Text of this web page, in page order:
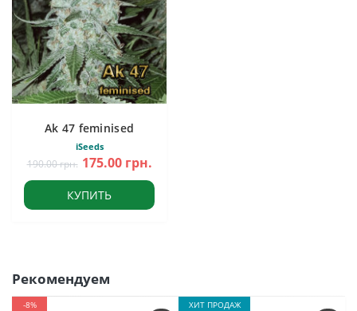
Ak 47 feminised
iSeeds
190.00 грн. 175.00 грн.
КУПИТЬ
Рекомендуем
-8%
ХИТ ПРОДАЖ